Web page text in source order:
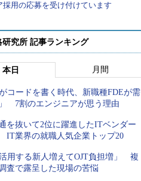
採用の応募を受け付けています
研究所 記事ランキング
本日 月間
がコードを書く時代、新職種FDEが需
7割のエンジニアが思う理由
を抜いて2位に躍進したITベンダー
IT業界の就職人気企業トップ20
活用する新人増えてOJT負担増」 複
査で露呈した現場の苦悩